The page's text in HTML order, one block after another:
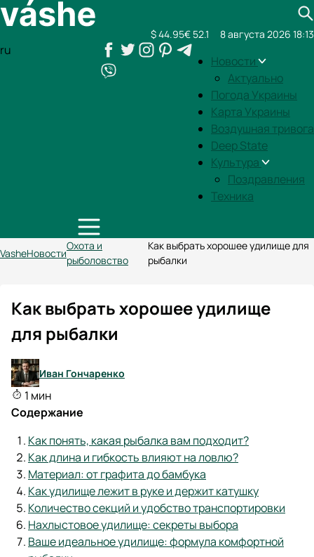
ru
Новости
Актуально
Погода Украины
Карта Украины
Воздушная тривога
Deep State
Культура
Поздравления
Техника
$ 44.95€ 52.1 8 августа 2026 18:13
VasheНовости
Охота и
рыболовство
Как выбрать хорошее удилище для
рыбалки
Как выбрать хорошее удилище
для рыбалки
Иван Гончаренко
1 мин
Содержание
Как понять, какая рыбалка вам подходит?
Как длина и гибкость влияют на ловлю?
Материал: от графита до бамбука
Как удилище лежит в руке и держит катушку
Количество секций и удобство транспортировки
Нахлыстовое удилище: секреты выбора
Ваше идеальное удилище: формула комфортной